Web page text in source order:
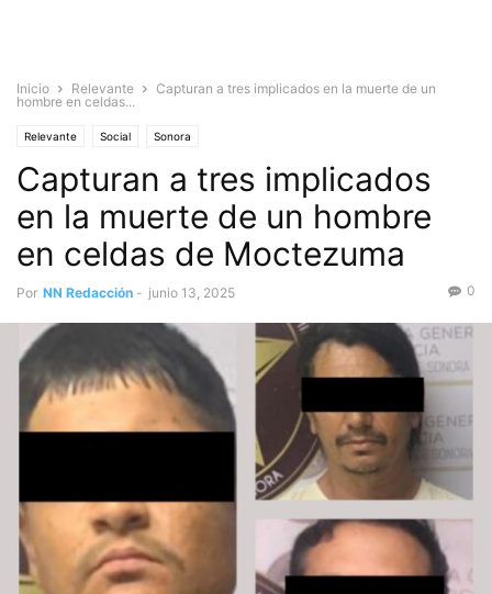
Inicio Relevante
Capturan a tres implicados en la muerte de un
hombre en celdas...
Relevante Social Sonora
Capturan a tres implicados
en la muerte de un hombre
en celdas de Moctezuma
Por NN Redacción - junio 13, 2025 0